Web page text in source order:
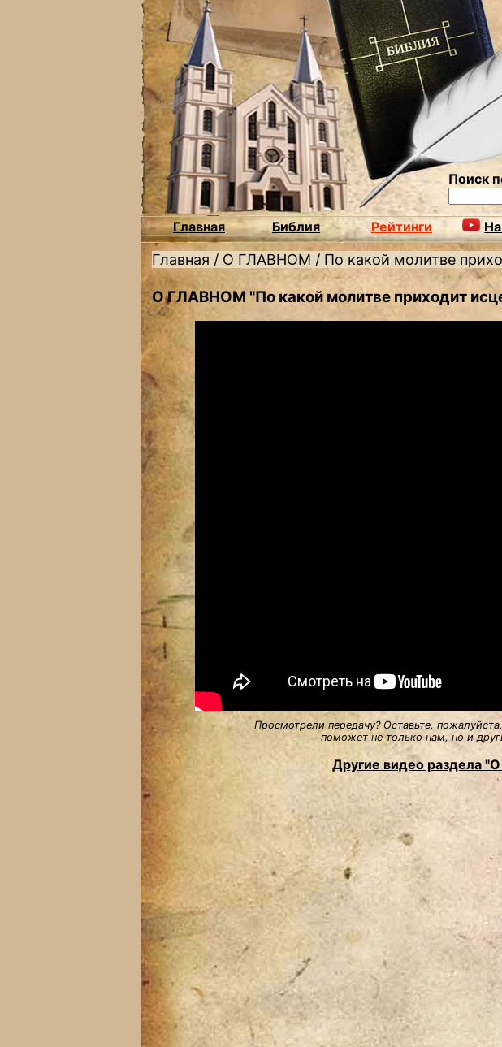
Поиск
Главная Библия Рейтинги
Главная / О ГЛАВНОМ / По какой молитве
О ГЛАВНОМ "По какой молитве приходит
Просмотрели передачу? Оставьте,
поможет не только нам, но и
Другие видео раздела